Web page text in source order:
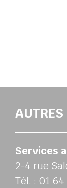
AUTRES
Services
2-4 rue
Tél. : 01